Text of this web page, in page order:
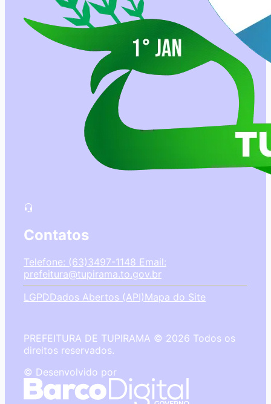
Contatos
Telefone: (63)3497-1148 Email:
prefeitura@tupirama.to.gov.br
LGPDDados Abertos (API)Mapa do Site
PREFEITURA DE TUPIRAMA © 2026 Todos os
direitos reservados.
© Desenvolvido por